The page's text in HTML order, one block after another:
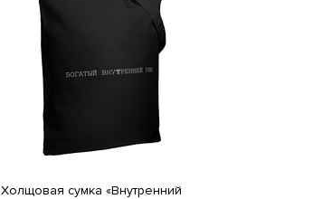
Холщовая сумка «Внутренний